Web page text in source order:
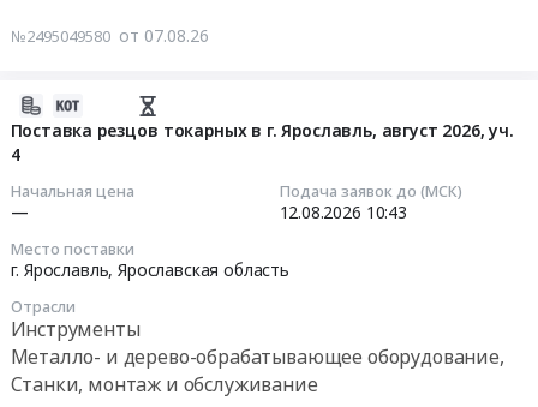
2026-
№2495049580 от 07.08.26
1,
Поставка резцов токарных в г. Ярославль, август 2026, уч.
4
Начальная цена
—
Подача заявок до (МСК)
12.08.2026 10:43
Место поставки
г. Ярославль,Ярославская область
Отрасли
Инструменты
Металло- и дерево-обрабатывающее оборудование,
Станки, монтаж и обслуживание